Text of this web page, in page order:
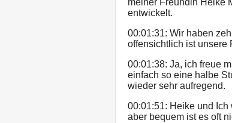
meiner Freundin Heike
entwickelt.
00:01:31: Wir haben
offensichtlich ist unsere
00:01:38: Ja, ich freue
einfach so eine halbe
wieder sehr aufregend.
00:01:51: Heike und
aber bequem ist es oft